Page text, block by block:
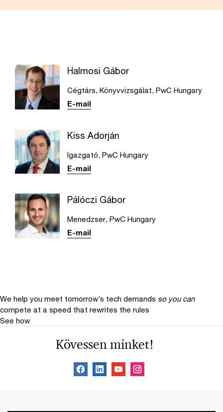
Halmosi Gábor
Cégtárs, Könyvvizsgálat, PwC Hungary
E-mail
Kiss Adorján
Igazgató, PwC Hungary
E-mail
Pálóczi Gábor
Menedzser, PwC Hungary
E-mail
We help you meet tomorrow’s tech demands so you can
compete at a speed that rewrites the rules
See how
Kövessen minket!